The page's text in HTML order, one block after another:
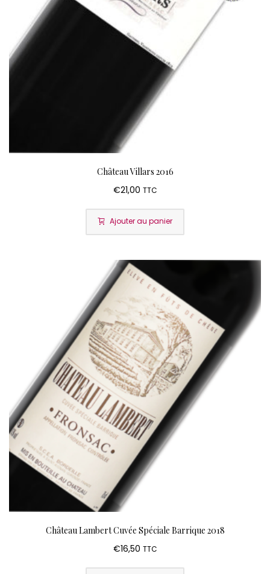
Château Villars 2016
€21,00 TTC
Ajouter au panier
Château Lambert Cuvée Spéciale Barrique 2018
€16,50 TTC